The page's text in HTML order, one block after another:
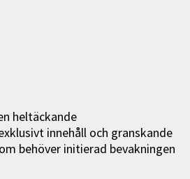
heltäckande
innehåll och granskande
behöver initierad bevakningen